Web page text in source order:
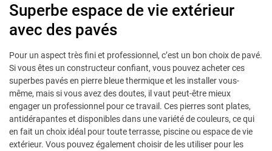
Superbe espace de vie extérieur
avec des pavés
Pour un aspect très fini et professionnel, c’est un bon choix de pavé.
Si vous êtes un constructeur confiant, vous pouvez acheter ces
superbes pavés en pierre bleue thermique et les installer vous-
même, mais si vous avez des doutes, il vaut peut-être mieux
engager un professionnel pour ce travail. Ces pierres sont plates,
antidérapantes et disponibles dans une variété de couleurs, ce qui
en fait un choix idéal pour toute terrasse, piscine ou espace de vie
extérieur. Vous pouvez également choisir de les utiliser pour les